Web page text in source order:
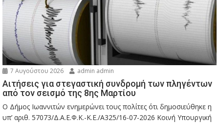
7 Αυγούστου 2026 admin admin
Αιτήσεις για στεγαστική συνδρομή των πληγέντων
από τον σεισμό της 8ης Μαρτίου
Ο Δήμος Ιωαννιτών ενημερώνει τους πολίτες ότι δημοσιεύθηκε η
υπ’ αριθ. 57073/Δ.Α.Ε.Φ.Κ.-Κ.Ε./Α325/16-07-2026 Κοινή Υπουργική